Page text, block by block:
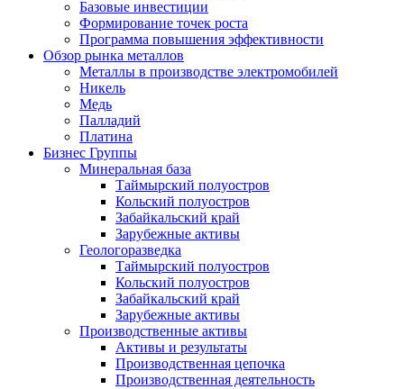
Базовые инвестиции
Формирование точек роста
Программа повышения эффективности
Обзор рынка металлов
Металлы в производстве электромобилей
Никель
Медь
Палладий
Платина
Бизнес Группы
Минеральная база
Таймырский полуостров
Кольский полуостров
Забайкальский край
Зарубежные активы
Геологоразведка
Таймырский полуостров
Кольский полуостров
Забайкальский край
Зарубежные активы
Производственные активы
Активы и результаты
Производственная цепочка
Производственная деятельность